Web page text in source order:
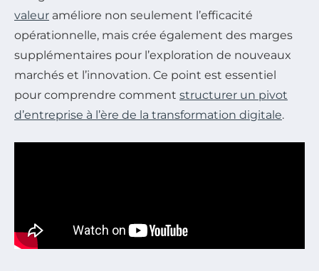
valeur améliore non seulement l’efficacité
opérationnelle, mais crée également des marges
supplémentaires pour l’exploration de nouveaux
marchés et l’innovation. Ce point est essentiel
pour comprendre comment structurer un pivot
d’entreprise à l’ère de la transformation digitale.